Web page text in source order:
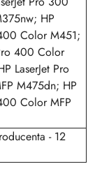
HP
Color M451;
400 Color
LaserJet Pro
M475dn; HP
Color MFP
- 12